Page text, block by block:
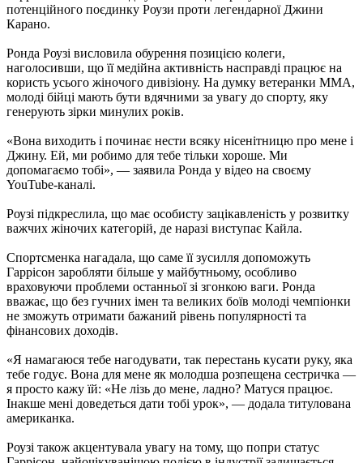
потенційного поєдинку Роузи проти легендарної Джини
Карано.
Ронда Роузі висловила обурення позицією колеги,
наголосивши, що її медійна активність насправді працює на
користь усього жіночого дивізіону. На думку ветеранки ММА,
молоді бійці мають бути вдячними за увагу до спорту, яку
генерують зірки минулих років.
«Вона виходить і починає нести всяку нісенітницю про мене і
Джину. Ей, ми робимо для тебе тільки хороше. Ми
допомагаємо тобі», — заявила Ронда у відео на своєму
YouTube-каналі.
Роузі підкреслила, що має особисту зацікавленість у розвитку
важчих жіночих категорій, де наразі виступає Кайла.
Спортсменка нагадала, що саме її зусилля допоможуть
Гаррісон заробляти більше у майбутньому, особливо
враховуючи проблеми останньої зі згонкою ваги. Ронда
вважає, що без гучних імен та великих боїв молоді чемпіонки
не зможуть отримати бажаний рівень популярності та
фінансових доходів.
«Я намагаюся тебе нагодувати, так перестань кусати руку, яка
тебе годує. Вона для мене як молодша розпещена сестричка —
я просто кажу їй: «Не лізь до мене, ладно? Матуся працює.
Інакше мені доведеться дати тобі урок», — додала титулована
американка.
Роузі також акцентувала увагу на тому, що попри статус